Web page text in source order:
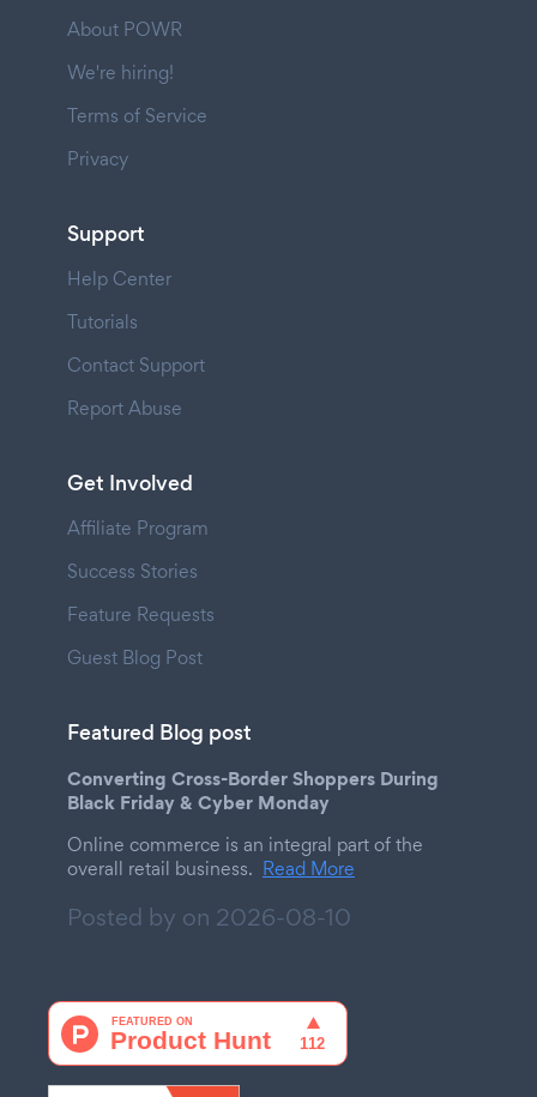
About POWR
We're hiring!
Terms of Service
Privacy
Support
Help Center
Tutorials
Contact Support
Report Abuse
Get Involved
Affiliate Program
Success Stories
Feature Requests
Guest Blog Post
Featured Blog post
Converting Cross-Border Shoppers During
Black Friday & Cyber Monday
Online commerce is an integral part of the
overall retail business. Read More
Posted by on 2026-08-10